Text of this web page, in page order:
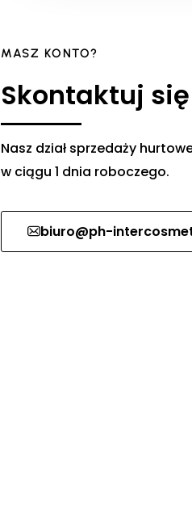
MASZ KONTO?
Skontaktuj
Nasz dział sprzedaży
w ciągu 1 dnia roboczego.
biuro@ph-